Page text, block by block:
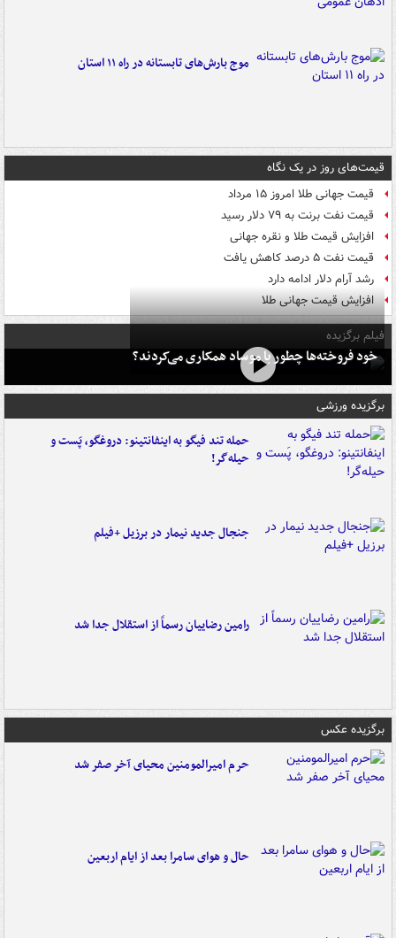
موج بارش‌های تابستانه در راه ۱۱ استان
قیمت‌های روز در یک نگاه
قیمت جهانی طلا امروز ۱۵ مرداد
قیمت نفت برنت به ۷۹ دلار رسید
افزایش قیمت طلا و نقره جهانی
قیمت نفت ۵ درصد کاهش یافت
رشد آرام دلار ادامه دارد
افزایش قیمت جهانی طلا
فیلم برگزیده
خود فروخته‌ها چطور با موساد همکاری می‌کردند؟
برگزیده ورزشی
حمله تند فیگو به اینفانتینو: دروغگو، پَست‌ و
حیله‌گر!
جنجال جدید نیمار در برزیل +فیلم
رامین رضاییان رسماً از استقلال جدا شد
برگزیده عکس
حرم امیرالمومنین محیای آخر صفر شد
حال و هوای سامرا بعد از ایام اربعین